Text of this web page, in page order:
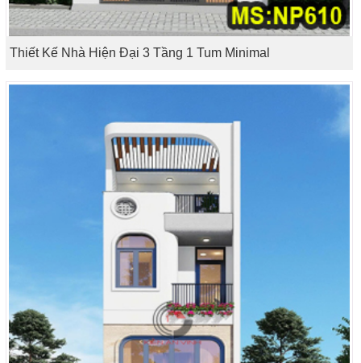
Thiết Kế Nhà Hiện Đại 3 Tầng 1 Tum Minimal